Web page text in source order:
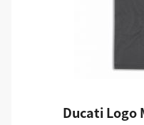
Ducati Logo